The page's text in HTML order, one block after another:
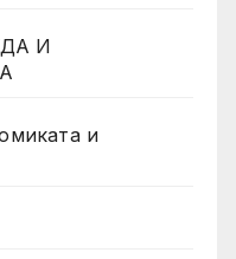
И
и